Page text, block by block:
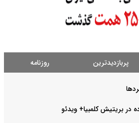
پربازدیدترین روزنامه
بریتیش کلمبیا+ ویدئو